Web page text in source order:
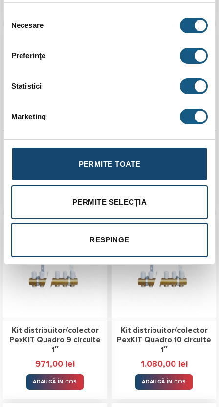
consimțământului
Necesare
Preferinţe
Statistici
Marketing
PERMITE TOATE
PERMITE SELECȚIA
RESPINGE
ADAUGĂ ÎN COȘ ADAUGĂ ÎN COȘ
Kit distribuitor/colector
Kit distribuitor/colector
Kit distribuitor/colector
PexKIT Quadro 9 circuite
1″
971,00 lei
ADAUGĂ ÎN COȘ
Kit distribuitor/colector
PexKIT Quadro 10 circuite
1″
1.080,00 lei
ADAUGĂ ÎN COȘ